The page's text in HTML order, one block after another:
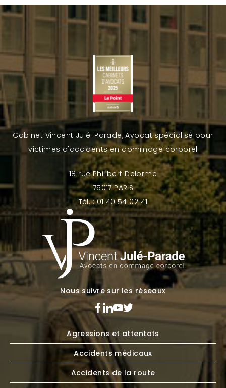
Cabinet Vincent Julé-Parade, Avocat spécialisé pour
victimes d'accidents en dommage corporel
18 rue Philibert Delorme
75017 PARIS
Tél. : 01 40 54 02 41
Nous suivre sur les réseaux
Agressions et attentats
Accidents médicaux
Accidents de la route